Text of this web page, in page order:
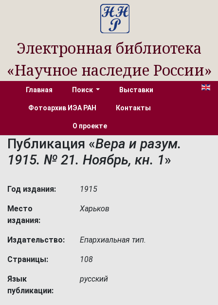
Электронная библиотека
«Научное наследие России»
Главная Поиск Выставки
Фотоархив ИЭА РАН Контакты
О проекте
Публикация «Вера и разум.
1915. № 21. Ноябрь, кн. 1»
Год издания: 1915
Место
издания:
Харьков
Издательство: Епархиальная тип.
Страницы: 108
Язык
публикации:
русский